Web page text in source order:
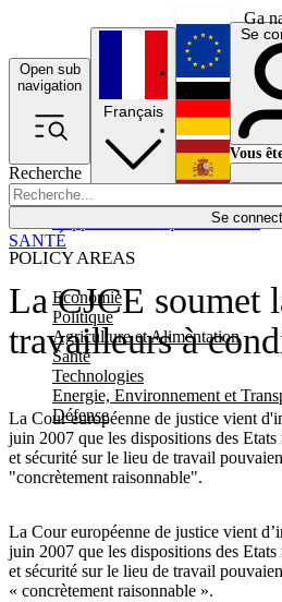
Ga
Open sub
navigation
Recherche
Se
POLICY AREAS
Economie
Politique
Agriculture et Alimentation
Santé
Technologies
Energie, Environnement et
Défense
Économie
Français
English
Deutsch
Español
Se
Vous
La CJCE soumet
travailleurs à
La Cour européenne de justice vient
juin 2007 que les dispositions des Etats
et sécurité sur le lieu de travail
"concrètement raisonnable".
SANTÉ
La Cour européenne de justice vient
juin 2007 que les dispositions des Etats
et sécurité sur le lieu de travail
« concrètement raisonnable ».